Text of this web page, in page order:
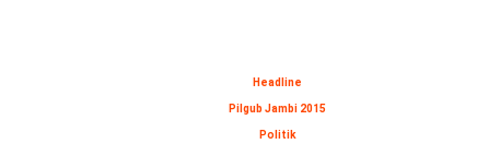
Headline
Pilgub Jambi 2015
Politik